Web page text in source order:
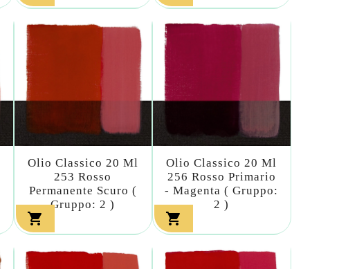
Olio Classico 20 Ml
253 Rosso
Permanente Scuro (
Gruppo: 2 )

Olio Classico 20 Ml
256 Rosso Primario
- Magenta ( Gruppo:
2 )
